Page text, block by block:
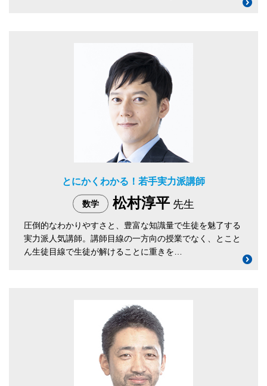
とにかくわかる！若手実力派講師
数学 松村淳平 先生
圧倒的なわかりやすさと、豊富な知識量で生徒を魅了する
実力派人気講師。講師目線の一方向の授業でなく、とこと
ん生徒目線で生徒が解けることに重きを…